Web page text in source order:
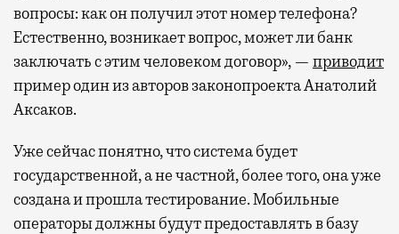
вопросы: как он получил этот номер телефона?
Естественно, возникает вопрос, может ли банк
заключать с этим человеком договор», — приводит
пример один из авторов законопроекта Анатолий
Аксаков.
Уже сейчас понятно, что система будет
государственной, а не частной, более того, она уже
создана и прошла тестирование. Мобильные
операторы должны будут предоставлять в базу